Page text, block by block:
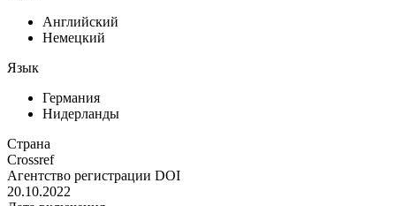
Английский
Немецкий
Язык
Германия
Нидерланды
Страна
Crossref
Агентство регистрации DOI
20.10.2022